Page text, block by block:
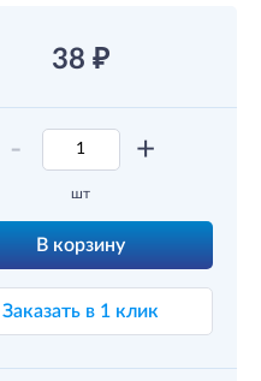
38 ₽
- +
шт
В корзину
Заказать в 1 клик